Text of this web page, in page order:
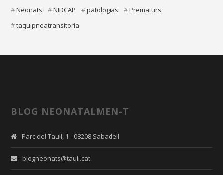
Neonats
NIDCAP patologias
Prematurs
taquipneatransitoria
BLOG NEONATALMEN-T
Parc del Taulí, 1 - 08208 Sabadell
blogneonats@tauli.cat